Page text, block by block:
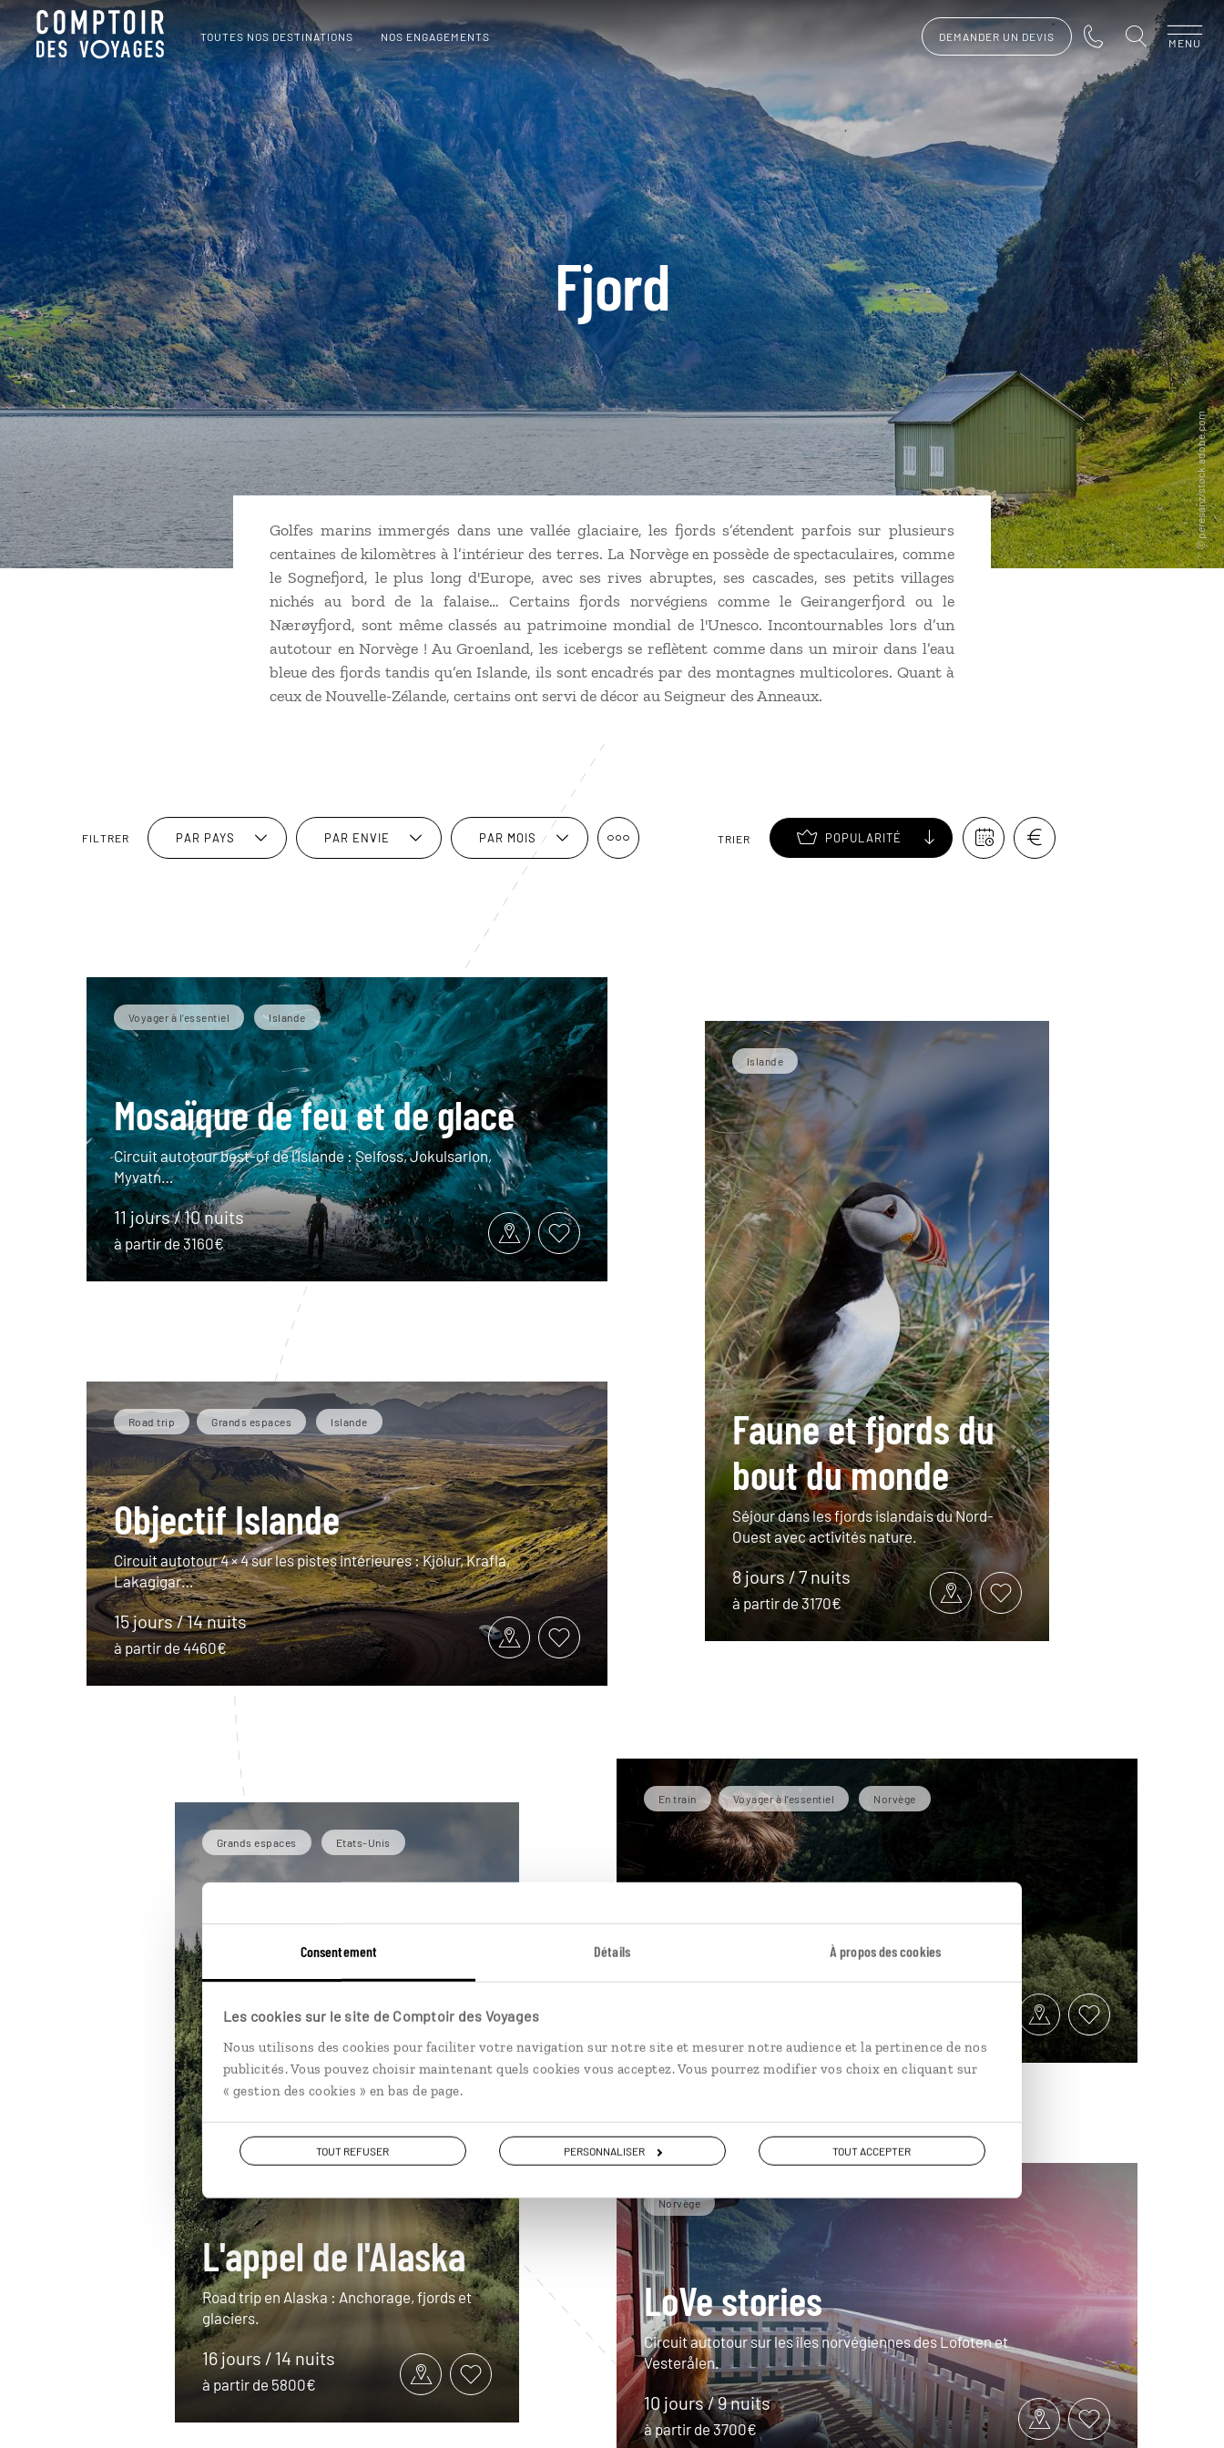
Consentement Détails À propos des cookies
Les cookies sur le site de Comptoir des Voyages
Nous utilisons des cookies pour faciliter votre navigation sur notre site et mesurer notre audience et la pertinence de nos
publicités. Vous pouvez choisir maintenant quels cookies vous acceptez. Vous pourrez modifier vos choix en cliquant sur
« gestion des cookies » en bas de page.
TOUT REFUSER PERSONNALISER TOUT ACCEPTER
TOUTES NOS DESTINATIONS NOS ENGAGEMENTS DEMANDER UN DEVIS MENU
Fjord
Golfes marins immergés dans une vallée glaciaire, les fjords s’étendent parfois sur plusieurs
centaines de kilomètres à l’intérieur des terres. La Norvège en possède de spectaculaires, comme
le Sognefjord, le plus long d'Europe, avec ses rives abruptes, ses cascades, ses petits villages
nichés au bord de la falaise… Certains fjords norvégiens comme le Geirangerfjord ou le
Nærøyfjord, sont même classés au patrimoine mondial de l'Unesco. Incontournables lors d’un
autotour en Norvège ! Au Groenland, les icebergs se reflètent comme dans un miroir dans l’eau
bleue des fjords tandis qu’en Islande, ils sont encadrés par des montagnes multicolores. Quant à
ceux de Nouvelle-Zélande, certains ont servi de décor au Seigneur des Anneaux.
FILTRER PAR PAYS PAR ENVIE PAR MOIS TRIER POPULARITÉ
Voyager à l’essentiel Islande
Mosaïque de feu et de glace
Circuit autotour best-of de l’Islande : Selfoss, Jokulsarlon,
Myvatn…
11 jours / 10 nuits
à partir de 3160€
Road trip Grands espaces Islande
Objectif Islande
Circuit autotour 4 × 4 sur les pistes intérieures : Kjölur, Krafla,
Lakagigar…
15 jours / 14 nuits
à partir de 4460€
Islande
Faune et fjords du
bout du monde
Séjour dans les fjords islandais du Nord-
Ouest avec activités nature.
8 jours / 7 nuits
à partir de 3170€
Grands espaces Etats-Unis
L'appel de l'Alaska
Road trip en Alaska : Anchorage, fjords et
glaciers.
16 jours / 14 nuits
à partir de 5800€
En train Voyager à l’essentiel Norvège
L’appel de la Norvège
Circuit Norvège en train et en ferry : Oslo, Bergen, Flåm.
Norvège
LoVe stories
Circuit autotour sur les îles norvégiennes des Lofoten et
Vesterålen.
10 jours / 9 nuits
à partir de 3700€